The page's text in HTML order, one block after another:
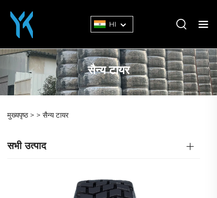
HI
सैन्य टायर
मुख्यपृष्ठ > >सैन्य टायर
सभी उत्पाद